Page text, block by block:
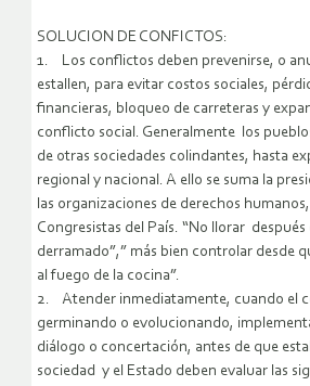
SOLUCION DE CONFICTOS:
1. Los conflictos deben prevenirse, o
estallen, para evitar costos sociales,
financieras, bloqueo de carreteras y
conflicto social. Generalmente los
de otras sociedades colindantes, hasta
regional y nacional. A ello se suma la
las organizaciones de derechos
Congresistas del País. “No llorar
derramado”,” más bien controlar desde
al fuego de la cocina”.
2. Atender inmediatamente, cuando el
germinando o evolucionando,
diálogo o concertación, antes de que
sociedad y el Estado deben evaluar las